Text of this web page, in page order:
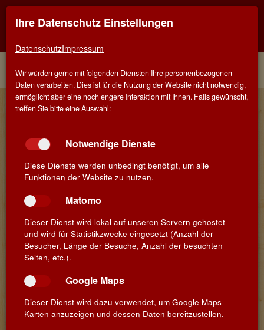
Home Winzer
Unsere Winzer aus Cariñena
Ihre Datenschutz Einstellungen
DatenschutzImpressum
Wir würden gerne mit folgenden Diensten Ihre personenbezogenen
Daten verarbeiten. Dies ist für die Nutzung der Website nicht notwendig,
ermöglicht aber eine noch engere Interaktion mit Ihnen. Falls gewünscht,
treffen Sie bitte eine Auswahl:
Notwendige Dienste
Diese Dienste werden unbedingt benötigt, um alle
Funktionen der Website zu nutzen.
Matomo
Dieser Dienst wird lokal auf unseren Servern gehostet
und wird für Statistikzwecke eingesetzt (Anzahl der
Besucher, Länge der Besuche, Anzahl der besuchten
Seiten, etc.).
Google Maps
Dieser Dienst wird dazu verwendet, um Google Maps
Karten anzuzeigen und dessen Daten bereitzustellen.